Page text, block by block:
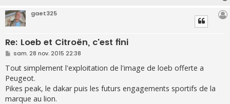
gaet325
Re: Loeb et Citroën, c'est fini
M
s
s
a
g
e
sam. 28 nov. 2015 22:38
Tout simplement l'exploitation de l'image de loeb offerte a
Peugeot.
Pikes peak, le dakar puis les futurs engagements sportifs de la
marque au lion.